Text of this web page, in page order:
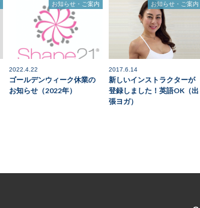
お知らせ・ご案内
2022.4.22
ゴールデンウィーク休業の
お知らせ（2022年）
お知らせ・ご案内
2017.6.14
新しいインストラクターが
登録しました！英語OK（出
張ヨガ）